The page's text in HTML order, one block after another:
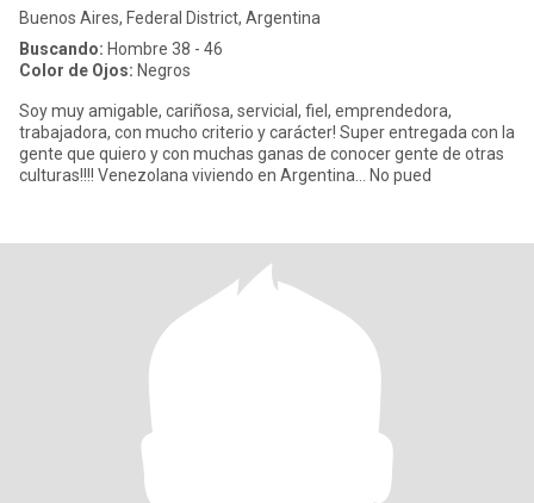
Buenos Aires, Federal District, Argentina
Buscando: Hombre 38 - 46
Color de Ojos: Negros
Soy muy amigable, cariñosa, servicial, fiel, emprendedora,
trabajadora, con mucho criterio y carácter! Super entregada con la
gente que quiero y con muchas ganas de conocer gente de otras
culturas!!!! Venezolana viviendo en Argentina... No pued